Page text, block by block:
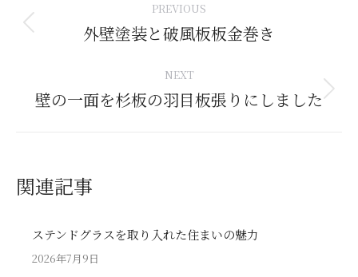
navigation
PREVIOUS
Previous
外壁塗装と破風板板金巻き
NEXT
Next
壁の一面を杉板の羽目板張りにしました
関連記事
ステンドグラスを取り入れた住まいの魅力
2026年7月9日